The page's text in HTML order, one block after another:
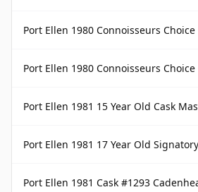
Port Ellen 1980 Connoisseurs Choice
Port Ellen 1980 Connoisseurs Choice Gordon &
Port Ellen 1981 15 Year Old Cask
Port Ellen 1981 17 Year Old Signatory
Port Ellen 1981 Cask #1293